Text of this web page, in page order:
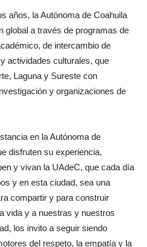
años, la Autónoma de Coahuila
global a través de programas de
de intercambio de
actividades culturales, que
Laguna y Sureste con
y organizaciones de
en la Autónoma de
disfruten su experiencia,
y vivan la UAdeC, que cada día
y en esta ciudad, sea una
compartir y para construir
vida y a nuestras y nuestros
los invito a seguir siendo
del respeto, la empatía y la